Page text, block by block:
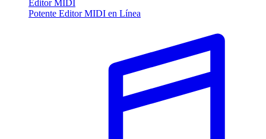
Editor MIDI
Potente Editor MIDI en Línea